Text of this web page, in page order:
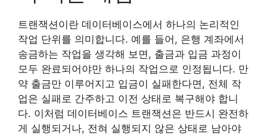
트랜잭션이란 데이터베이스에서 하나의 논리적인
작업 단위를 의미합니다. 예를 들어, 은행 계좌에서
송금하는 작업을 생각해 보면, 출금과 입금 과정이
모두 완료되어야만 하나의 작업으로 인정됩니다. 만
약 출금만 이루어지고 입금이 실패한다면, 전체 작
업은 실패로 간주하고 이전 상태로 복구해야 합니
다. 이처럼 데이터베이스 트랜잭션은 반드시 완전하
게 실행되거나, 전혀 실행되지 않은 상태로 남아야